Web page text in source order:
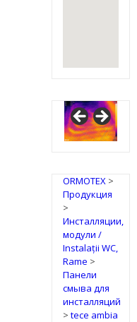
IRSAP
Design
Radiators
ORMOTEX>
Продукция
>
Инсталляции,
модули /
Instalații WC,
Rame >
Панели
смыва для
инсталляций
> tece ambia